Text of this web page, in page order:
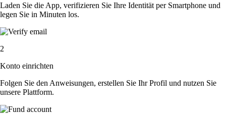
Laden Sie die App, verifizieren Sie Ihre Identität per Smartphone und
legen Sie in Minuten los.
2
Konto einrichten
Folgen Sie den Anweisungen, erstellen Sie Ihr Profil und nutzen Sie
unsere Plattform.